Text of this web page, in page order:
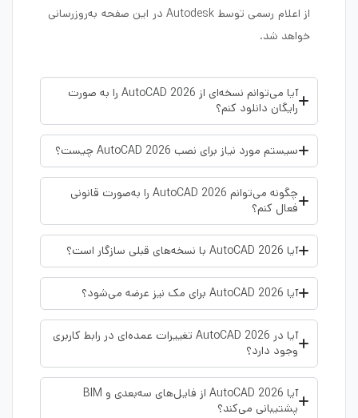
از اعلام رسمی توسط Autodesk در این صفحه به‌روزرسانی
خواهد شد.
آیا می‌توانم نسخه‌ای از AutoCAD 2026 را به صورت
رایگان دانلود کنم؟
سیستم مورد نیاز برای نصب AutoCAD 2026 چیست؟
چگونه می‌توانم AutoCAD 2026 را به‌صورت قانونی
فعال کنم؟
آیا AutoCAD 2026 با نسخه‌های قبلی سازگار است؟
آیا AutoCAD 2026 برای مک نیز عرضه می‌شود؟
آیا در AutoCAD 2026 تغییرات عمده‌ای در رابط کاربری
وجود دارد؟
آیا AutoCAD 2026 از فایل‌های سه‌بعدی و BIM
پشتیبانی می‌کند؟